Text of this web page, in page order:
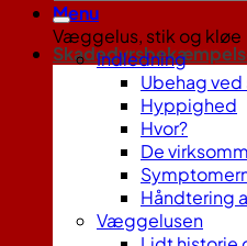
Menu
Væggelus, stik og kløe
Indledning
Ubehag
Hyppighed
Hvor?
De
Håndtering
Væggelusen